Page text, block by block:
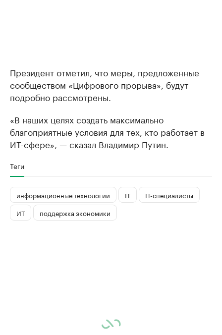
Президент отметил, что меры, предложенные
сообществом «Цифрового прорыва», будут
подробно рассмотрены.
«В наших целях создать максимально
благоприятные условия для тех, кто работает в
ИТ-сфере», — сказал Владимир Путин.
Теги
информационные технологии IT
IT-специалисты
ИТ
поддержка экономики